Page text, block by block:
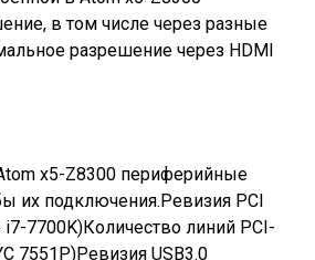
в том числе через разные
разрешение через HDMI
x5-Z8300 периферийные
их подключения.Ревизия PCI
i7-7700K)Количество линий PCI-
7551P)Ревизия USB3.0